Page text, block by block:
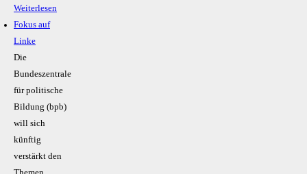
Weiterlesen
Fokus auf
Linke
Die
Bundeszentrale
für politische
Bildung (bpb)
will sich
künftig
verstärkt den